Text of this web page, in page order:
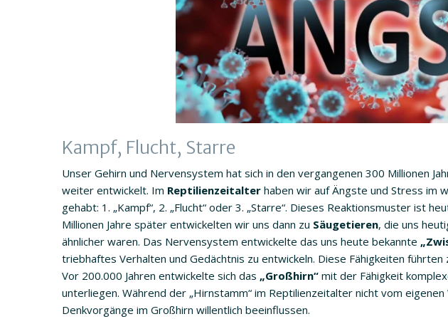
Kampf, Flucht, Starre
Unser Gehirn und Nervensystem hat sich in den vergangenen 300 Millionen
weiter entwickelt. Im Reptilienzeitalter haben wir auf Ängste und Stress im
gehabt: 1. „Kampf“, 2. „Flucht“ oder 3. „Starre“. Dieses Reaktionsmuster ist
Millionen Jahre später entwickelten wir uns dann zu Säugetieren, die uns
ähnlicher waren. Das Nervensystem entwickelte das uns heute bekannte
triebhaftes Verhalten und Gedächtnis zu entwickeln. Diese Fähigkeiten
Vor 200.000 Jahren entwickelte sich das „Großhirn“ mit der Fähigkeit
unterliegen. Während der „Hirnstamm“ im Reptilienzeitalter nicht vom
Denkvorgänge im Großhirn willentlich beeinflussen.